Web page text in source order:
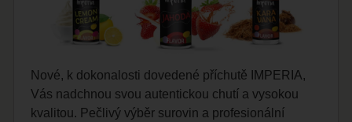
Nové, k dokonalosti dovedené příchutě IMPERIA,
Vás nadchnou svou autentickou chutí a vysokou
kvalitou. Pečlivý výběr surovin a profesionální